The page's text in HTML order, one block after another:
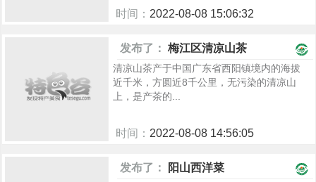
时间： 2022-08-08 15:06:32
发布了： 梅江区清凉山茶
清凉山茶产于中国广东省西阳镇境内的海拔
近千米，方圆近8千公里，无污染的清凉山
上，是产茶的...
时间： 2022-08-08 14:56:05
发布了： 阳山西洋菜